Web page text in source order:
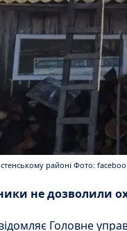
районі Фото:
не дозволили
Головне